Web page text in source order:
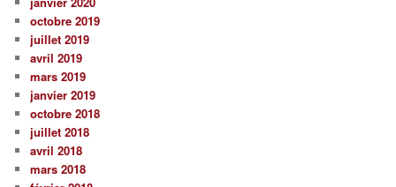
octobre 2019
juillet 2019
avril 2019
mars 2019
janvier 2019
octobre 2018
juillet 2018
avril 2018
mars 2018